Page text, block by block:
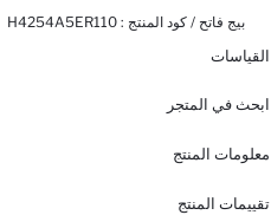
بيج فاتح / كود المنتج : H4254A5ER110
القياسات
ابحث في المتجر
معلومات المنتج
تقييمات المنتج